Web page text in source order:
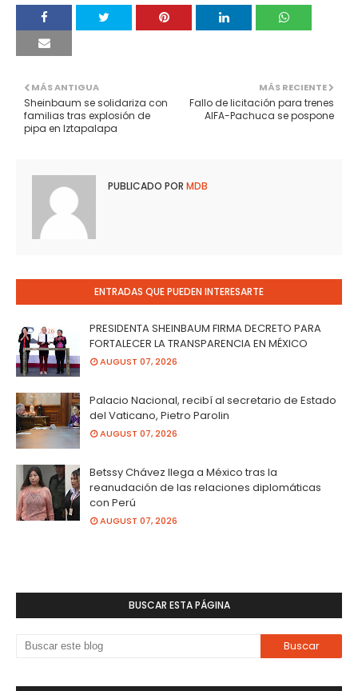
MÁS RECIENTE
Fallo de licitación para trenes
AIFA-Pachuca se pospone
MÁS ANTIGUA
Sheinbaum se solidariza con
familias tras explosión de
pipa en Iztapalapa
PUBLICADO POR MDB
ENTRADAS QUE PUEDEN INTERESARTE
PRESIDENTA SHEINBAUM FIRMA DECRETO PARA
FORTALECER LA TRANSPARENCIA EN MÉXICO
AUGUST 07, 2026
Palacio Nacional, recibí al secretario de Estado
del Vaticano, Pietro Parolin
AUGUST 07, 2026
Betssy Chávez llega a México tras la
reanudación de las relaciones diplomáticas
con Perú
AUGUST 07, 2026
BUSCAR ESTA PÁGINA